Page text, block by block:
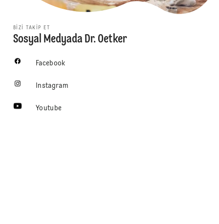
BIZI TAKIP ET
Sosyal Medyada Dr. Oetker
Facebook
Instagram
Youtube